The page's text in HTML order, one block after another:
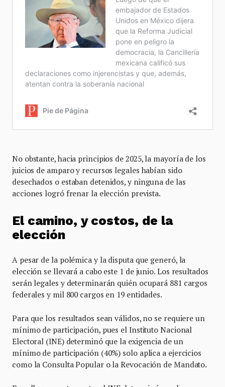
No obstante, hacia principios de 2025, la mayoría de los
juicios de amparo y recursos legales habían sido
desechados o estaban detenidos, y ninguna de las
acciones logró frenar la elección prevista.
El camino, y costos, de la
elección
A pesar de la polémica y la disputa que generó, la
elección se llevará a cabo este 1 de junio. Los resultados
serán legales y determinarán quién ocupará 881 cargos
federales y mil 800 cargos en 19 entidades.
Para que los resultados sean válidos, no se requiere un
mínimo de participación, pues el Instituto Nacional
Electoral (INE) determinó que la exigencia de un
mínimo de participación (40%) solo aplica a ejercicios
como la Consulta Popular o la Revocación de Mandato.